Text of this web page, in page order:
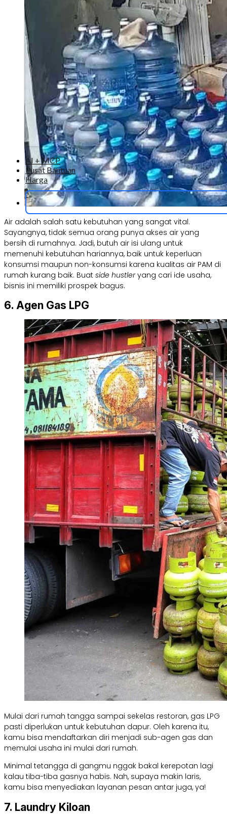
AI + MCP
Pusat Bantuan
Harga
Air adalah salah satu kebutuhan yang sangat vital.
Sayangnya, tidak semua orang punya akses air yang
bersih di rumahnya. Jadi, butuh air isi ulang untuk
memenuhi kebutuhan hariannya, baik untuk keperluan
konsumsi maupun non-konsumsi karena kualitas air PAM di
rumah kurang baik. Buat side hustleryang cari ide usaha,
bisnis ini memiliki prospek bagus.
6. Agen Gas LPG
Mulai dari rumah tangga sampai sekelas restoran, gas LPG
pasti diperlukan untuk kebutuhan dapur. Oleh karena itu,
kamu bisa mendaftarkan diri menjadi sub-agen gas dan
memulai usaha ini mulai dari rumah.
Minimal tetangga di gangmu nggak bakal kerepotan lagi
kalau tiba-tiba gasnya habis. Nah, supaya makin laris,
kamu bisa menyediakan layanan pesan antar juga, ya!
7. Laundry Kiloan